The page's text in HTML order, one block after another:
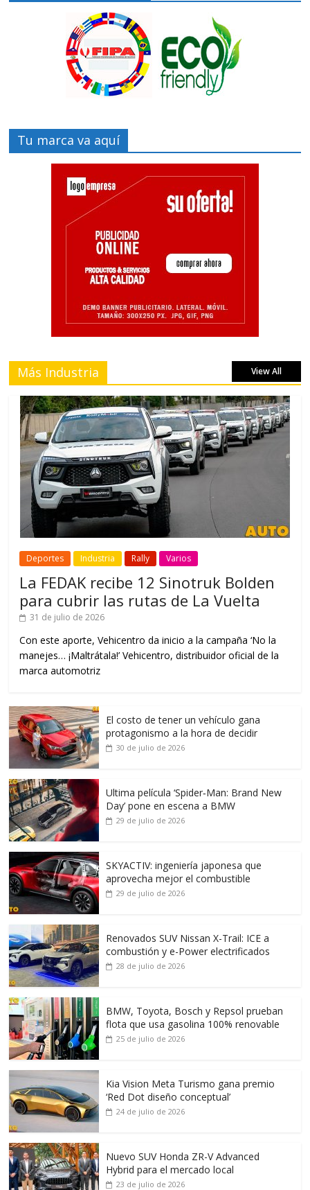
Tu marca va aquí
Más Industria View All
Deportes Industria Rally Varios
La FEDAK recibe 12 Sinotruk Bolden
para cubrir las rutas de La Vuelta
31 de julio de 2026
Con este aporte, Vehicentro da inicio a la campaña ‘No la
manejes… ¡Maltrátala!’ Vehicentro, distribuidor oficial de la
marca automotriz
El costo de tener un vehículo gana
protagonismo a la hora de decidir
30 de julio de 2026
Ultima película ‘Spider‑Man: Brand New
Day’ pone en escena a BMW
29 de julio de 2026
SKYACTIV: ingeniería japonesa que
aprovecha mejor el combustible
29 de julio de 2026
Renovados SUV Nissan X-Trail: ICE a
combustión y e-Power electrificados
28 de julio de 2026
BMW, Toyota, Bosch y Repsol prueban
flota que usa gasolina 100% renovable
25 de julio de 2026
Kia Vision Meta Turismo gana premio
‘Red Dot diseño conceptual’
24 de julio de 2026
Nuevo SUV Honda ZR-V Advanced
Hybrid para el mercado local
23 de julio de 2026